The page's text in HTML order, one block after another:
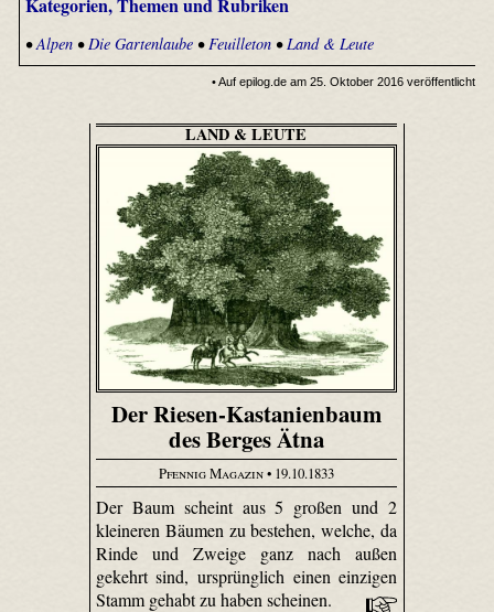
•Alpen•Die Gartenlaube•Feuilleton•Land & Leute
• Auf epilog.de am 25. Oktober 2016 veröffentlicht
LAND & LEUTE
Der Riesen-Kastanienbaum
des Berges Ätna
Pfennig Magazin• 19.10.1833
Der Baum scheint aus 5 großen und 2
kleineren Bäumen zu bestehen, welche, da
Rinde und Zweige ganz nach außen
gekehrt sind, ursprünglich einen einzigen
Stamm gehabt zu haben scheinen.